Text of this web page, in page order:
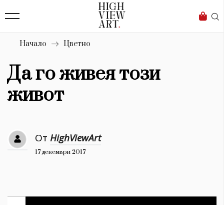
Бизнес
Мода
Dialogue
Изкуство
4339
Красота
777
Начало Цветно
Да го живея този
живот
От HighViewArt
17 декември 2017